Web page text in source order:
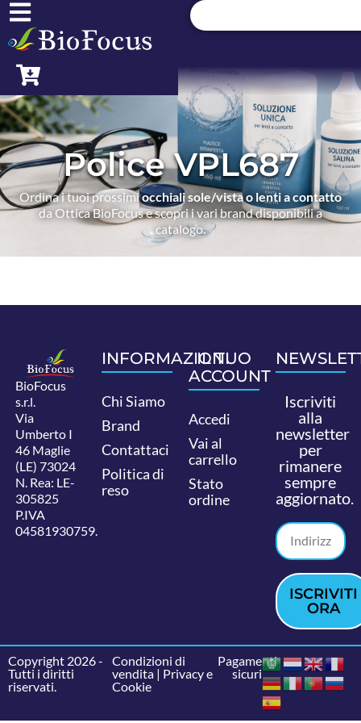
Police VPL687
Ordina i tuoi prossimiocchiali sole/vista o lenti a contatto
da Ottica BioFocus e scopri i vari brand disponibili a
catalogo.
BioFocus
s.r.l.
Via
Umberto I
46 Maglie
(LE) 73024
N. Rea: LE-
305825
P.IVA
04581930759.
INFORMAZIONI
Chi Siamo
Brand
Contattaci
Politica di
reso
IL TUO
ACCOUNT
Accedi
Vai al
carrello
Stato
ordine
Iscriviti
alla
newsletter
per
rimanere
sempre
aggiornato.
ISCRIVITI
ORA
Copyright 2026 -
Tutti i diritti
riservati.
Condizioni di
vendita| Privacy e
Cookie
Pagamenti
sicuri